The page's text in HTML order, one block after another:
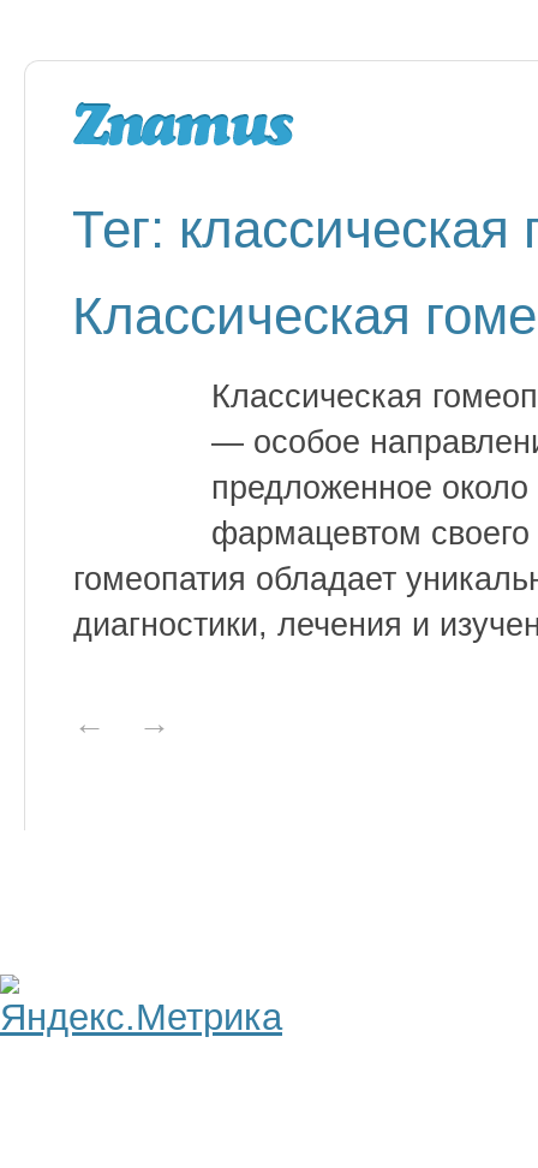
Тег: классическая
Классическая
Классическая
— особое
предложенное
фармацевтом
гомеопатия обладает
диагностики, лечения и
← →